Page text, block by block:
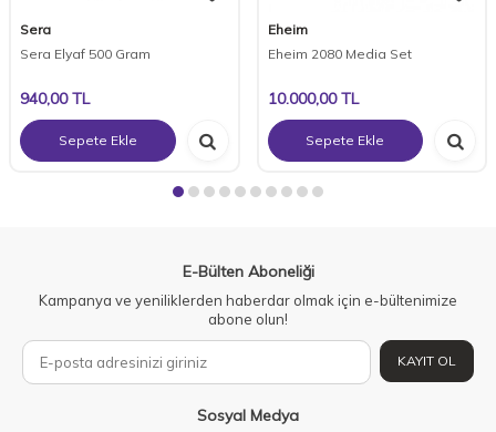
Sera
Sera Elyaf 500 Gram
940,00TL
Sepete Ekle
Eheim
Eheim 2080 Media Set
10.000,00TL
Sepete Ekle
E-Bülten Aboneliği
Kampanya ve yeniliklerden haberdar olmak için e-bültenimize
abone olun!
KAYIT OL
Sosyal Medya